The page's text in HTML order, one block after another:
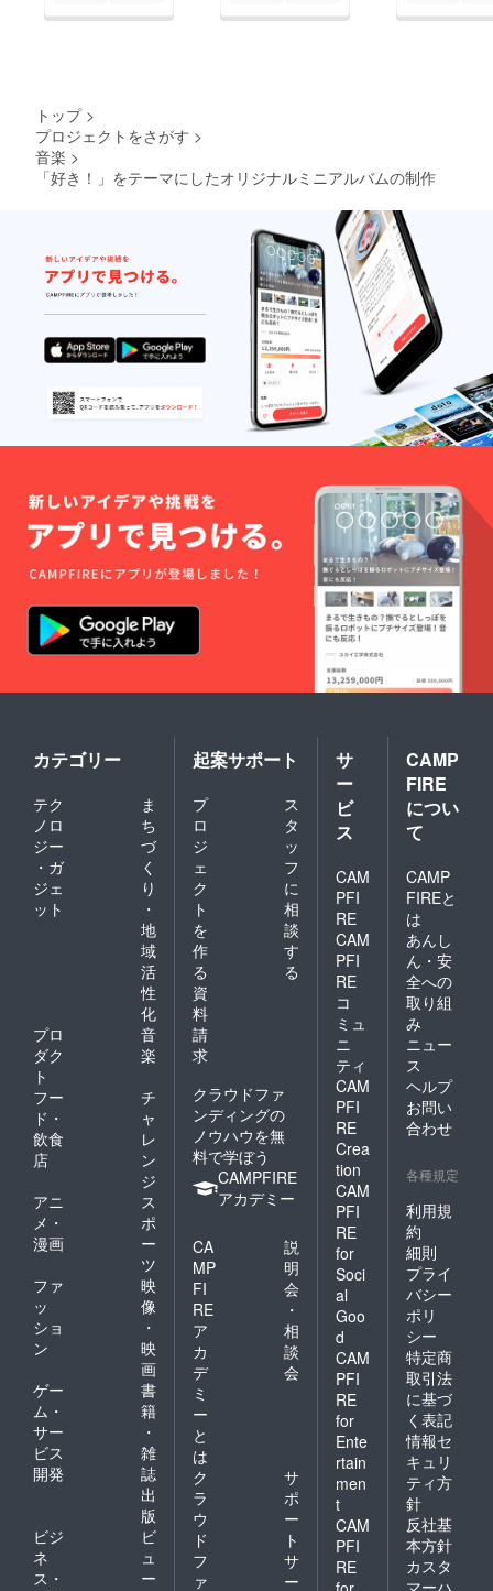
トップ >
プロジェクトをさがす >
音楽 >
「好き！」をテーマにしたオリジナルミニアルバムの制作
カテゴリー
テク
ノロ
ジー
・ガ
ジェ
ット
ま
ち
づ
く
り
・
地
域
活
性
化
プロ
ダク
ト
音
楽
フー
ド・
飲食
店
チ
ャ
レ
ン
ジ
アニ
メ・
漫画
ス
ポ
ー
ツ
ファ
ッ
ショ
ン
映
像
・
映
画
ゲー
ム・
サー
ビス
開発
書
籍
・
雑
誌
出
版
ビジ
ネ
ス・
ビ
ュ
ー
起案サポート
プ
ロ
ジ
ェ
ク
ト
を
作
る
ス
タ
ッ
フ
に
相
談
す
る
資
料
請
求
クラウドファ
ンディングの
ノウハウを無
料で学ぼう
CAMPFIRE
アカデミー
CA
MP
FI
RE
ア
カ
デ
ミ
ー
と
は
説
明
会
・
相
談
会
ク
ラ
ウ
ド
フ
ァ
サ
ポ
ー
ト
サ
ー
サ
ー
ビ
ス
CAM
PFI
RE
CAM
PFI
RE
コ
ミュ
ニ
ティ
CAM
PFI
RE
Crea
tion
CAM
PFI
RE
for
Soci
al
Goo
d
CAM
PFI
RE
for
Ente
rtain
men
t
CAM
PFI
RE
CAMP
FIRE
につい
て
CAMP
FIREと
は
あんし
ん・安
全への
取り組
み
ニュー
ス
ヘルプ
お問い
合わせ
各種規定
利用規
約
細則
プライ
バシー
ポリ
シー
特定商
取引法
に基づ
く表記
情報セ
キュリ
ティ方
針
反社基
本方針
カスタ
マーハ